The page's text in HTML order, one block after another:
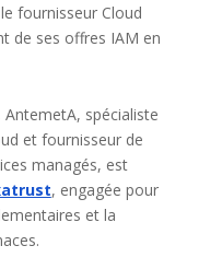
fournisseur Cloud
de ses offres IAM en
spécialiste
et fournisseur de
managés, est
, engagée pour
et la